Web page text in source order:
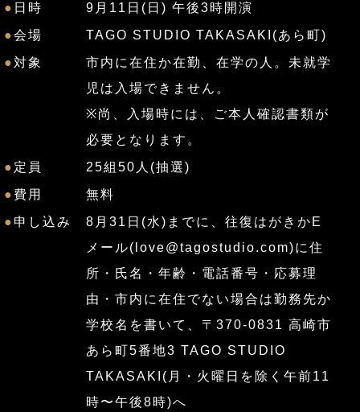
● 日時
9月11日(日) 午後3時開演
●会場
TAGO STUDIO TAKASAKI(あら町)
●対象
市内に在住か在勤、在学の人。未就学
児は入場できません。
※尚、入場時には、ご本人確認書類が
必要となります。
● 定員
25組50人(抽選)
● 費用
無料
● 申し込み
8月31日(水)までに、往復はがきかE
メール( love@tagostudio.com)に住
所・氏名・年齢・電話番号・応募理
由・市内に在住でない場合は勤務先か
学校名を書いて、〒370-0831 高崎市
あら町5番地3 TAGO STUDIO
TAKASAKI(月・火曜日を除く午前11
時〜午後8時)へ